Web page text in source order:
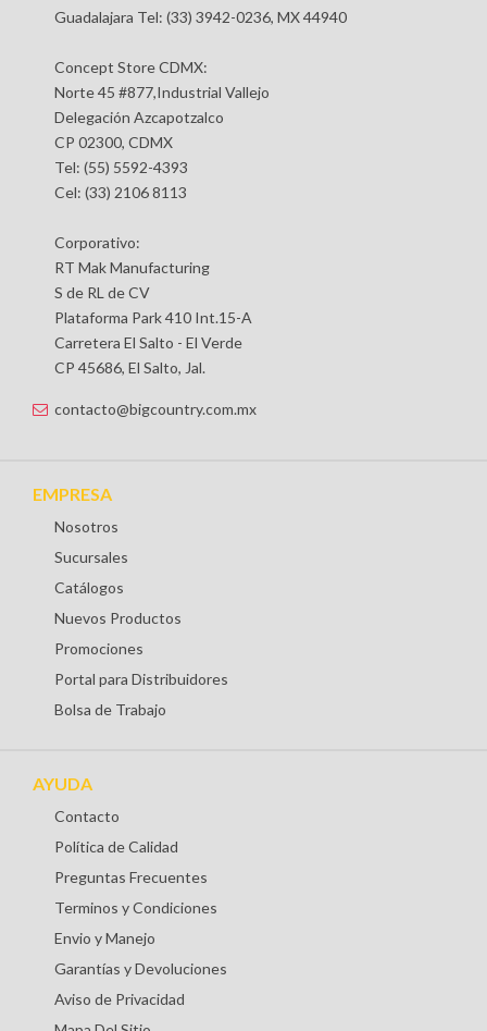
Guadalajara Tel: (33) 3942-0236, MX 44940
Concept Store CDMX:
Norte 45 #877,Industrial Vallejo
Delegación Azcapotzalco
CP 02300, CDMX
Tel: (55) 5592-4393
Cel: (33) 2106 8113
Corporativo:
RT Mak Manufacturing
S de RL de CV
Plataforma Park 410 Int.15-A
Carretera El Salto - El Verde
CP 45686, El Salto, Jal.
contacto@bigcountry.com.mx
EMPRESA
Nosotros
Sucursales
Catálogos
Nuevos Productos
Promociones
Portal para Distribuidores
Bolsa de Trabajo
AYUDA
Contacto
Política de Calidad
Preguntas Frecuentes
Terminos y Condiciones
Envio y Manejo
Garantías y Devoluciones
Aviso de Privacidad